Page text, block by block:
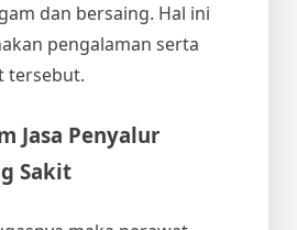
dan bersaing. Hal ini
pengalaman serta
tersebut.
Jasa Penyalur
Sakit